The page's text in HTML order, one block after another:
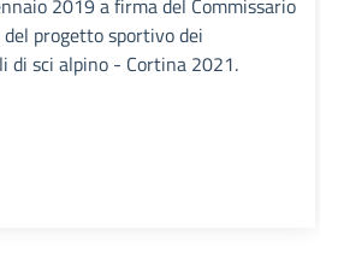
2019 a firma del Commissario
progetto sportivo dei
di sci alpino - Cortina 2021.